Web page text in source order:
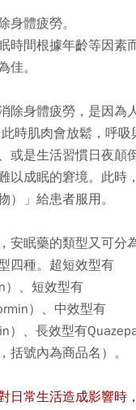
身體疲勞。
時間根據年齡等因素
佳。
除身體疲勞，是因為
時肌肉會放鬆，呼吸
或是生活習慣日夜顛
以成眠的窘境。此時
）」給患者服用。
安眠藥的類型又可分
四種。超短效型有
）、短效型有
）、中效型有
）、長效型有
括號內為商品名）。
日常生活造成影響時